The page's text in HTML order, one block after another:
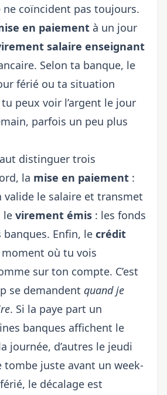
coïncident pas toujours.
en paiement à un jour
salaire enseignant
Selon ta banque, le
férié ou ta situation
peux voir l’argent le jour
parfois un peu plus
distinguer trois
la mise en paiement :
valide le salaire et transmet
le virement émis : les fonds
Enfin, le crédit
moment où tu vois
sur ton compte. C’est
se demandent quand je
. Si la paye part un
banques affichent le
journée, d’autres le jeudi
tombe juste avant un week-
le décalage est